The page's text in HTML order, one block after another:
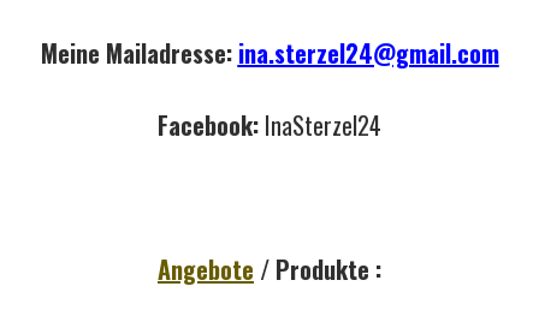
Meine Mailadresse: ina.sterzel24@gmail.com
Facebook: InaSterzel24
Angebote / Produkte :